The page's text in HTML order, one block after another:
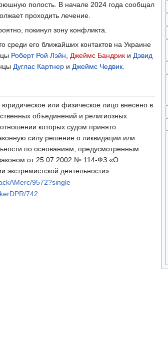
полость. В начале 2024 года сообщал
проходить лечение.
покинул зону конфликта.
среди его ближайших контактов на Украине
Роберт Рой Лэйн, Джеймс Бандрики Дэвид
Дуглас Картнери Джеймс Чедвик.
или физическое лицо внесено в
объединений и религиозных
которых судом принято
силу решение о ликвидации или
по основаниям, предусмотренным
от 25.07.2002 № 114-ФЗ «О
экстремистской деятельности».
9572?single
742